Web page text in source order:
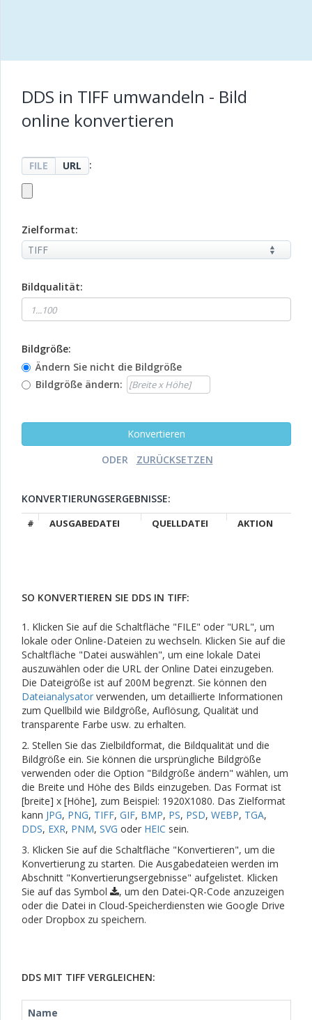
DDS in TIFF umwandeln - Bild
online konvertieren
FILE URL :
Zielformat:
Bildqualität:
Bildgröße:
Ändern Sie nicht die Bildgröße
Bildgröße ändern:
ODER
KONVERTIERUNGSERGEBNISSE:
# AUSGABEDATEI QUELLDATEI AKTION
SO KONVERTIEREN SIE DDS IN TIFF:
1. Klicken Sie auf die Schaltfläche "FILE" oder "URL", um
lokale oder Online-Dateien zu wechseln. Klicken Sie auf die
Schaltfläche "Datei auswählen", um eine lokale Datei
auszuwählen oder die URL der Online Datei einzugeben.
Die Dateigröße ist auf 200M begrenzt. Sie können den
Dateianalysator verwenden, um detaillierte Informationen
zum Quellbild wie Bildgröße, Auflösung, Qualität und
transparente Farbe usw. zu erhalten.
2. Stellen Sie das Zielbildformat, die Bildqualität und die
Bildgröße ein. Sie können die ursprüngliche Bildgröße
verwenden oder die Option "Bildgröße ändern" wählen, um
die Breite und Höhe des Bilds einzugeben. Das Format ist
[breite] x [Höhe], zum Beispiel: 1920X1080. Das Zielformat
kann JPG, PNG, TIFF, GIF, BMP, PS, PSD, WEBP, TGA,
DDS, EXR, PNM, SVG oder HEIC sein.
3. Klicken Sie auf die Schaltfläche "Konvertieren", um die
Konvertierung zu starten. Die Ausgabedateien werden im
Abschnitt "Konvertierungsergebnisse" aufgelistet. Klicken
Sie auf das Symbol
, um den Datei-QR-Code anzuzeigen
oder die Datei in Cloud-Speicherdiensten wie Google Drive
oder Dropbox zu speichern.
DDS MIT TIFF VERGLEICHEN:
Name